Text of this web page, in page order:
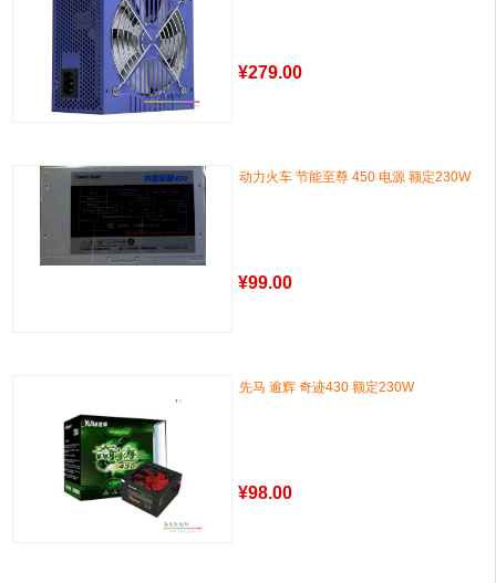
¥279.00
动力火车 节能至尊 450 电源 额定230W
¥99.00
先马 逾辉 奇迹430 额定230W
¥98.00